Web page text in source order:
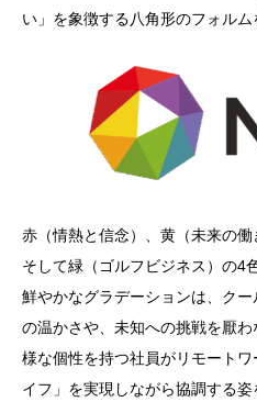
い」を象徴する八角形のフォルム
赤（情熱と信念）、黄（未来の働
そして緑（ゴルフビジネス）の4
鮮やかなグラデーションは、ク
の温かさや、未知への挑戦を厭
様な個性を持つ社員がリモート
イフ」を実現しながら協調する姿